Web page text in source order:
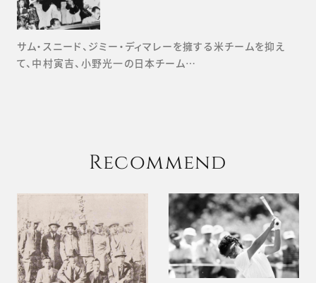
サム・スニード、ジミー・ディマレーを擁する米チームを抑え
て、中村寅吉、小野光一の日本チーム…
Recommend